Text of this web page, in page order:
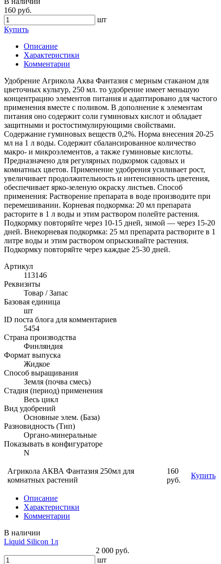
160 руб.
шт
Купить
Описание
Характеристики
Комментарии
Удобрение Агрикола Аква Фантазия с мерным стаканом для
цветочных культур, 250 мл. то удобрение имеет меньшую
концентрацию элементов питания и адаптировано для частого
применения вместе с поливом. В дополнение к элементам
питания оно содержит соли гуминовых кислот и обладает
защитными и ростостимулирующими свойствами.
Содержание гуминовых веществ 0,2%. Норма внесения 20-25
мл на 1 л воды. Содержит сбалансированное количество
макро- и микроэлементов, а также гуминовые кислоты.
Предназначено для регулярных подкормок садовых и
комнатных цветов. Применение удобрения усиливает рост,
увеличивает продолжительность и интенсивность цветения,
обеспечивает ярко-зеленую окраску листьев. Способ
применения: Растворение препарата в воде производите при
перемешивании. Корневая подкормка: 20 мл препарата
расторите в 1 л воды и этим раствором полейте растения.
Подкормку повторяйте через 10-15 дней, зимой — через 15-20
дней. Внекорневая подкормка: 25 мл препарата растворите в 1
литре воды и этим раствором опрыскивайте растения.
Подкормку повторяйте через каждые 25-30 дней.
Артикул
113146
Реквизиты
Товар / Запас
Базовая единица
шт
ID поста блога для комментариев
5454
Страна производства
Финляндия
Формат выпуска
Жидкое
Способ выращивания
Земля (почва смесь)
Стадия (период) применения
Весь цикл
Вид удобрений
Основные элем. (База)
Разновидность (Тип)
Органо-минеральные
Показывать в конфигураторе
N
Агрикола АКВА Фантазия 250мл для
комнатных растений
160
руб.
Купить
Описание
Характеристики
Комментарии
В наличии
Liquid Silicon 1л
2 000 руб.
шт